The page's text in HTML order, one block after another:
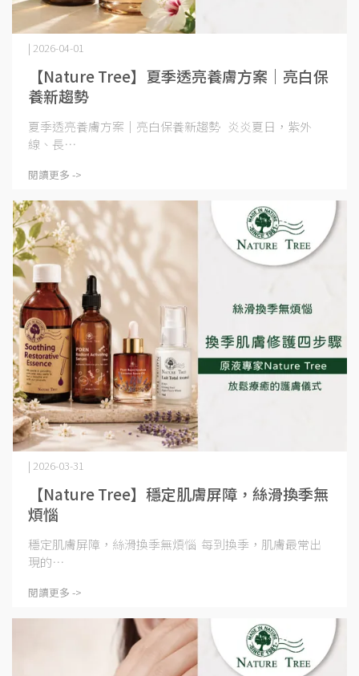
【Nature Tree】夏季透亮養膚方案｜亮白保
養新趨勢
| 2026-04-01
夏季透亮養膚方案｜亮白保養新趨勢 炎炎夏日，紫外
線、長⋯
閱讀更多 ->
【Nature Tree】穩定肌膚屏障，絲滑換季無
煩惱
| 2026-03-31
穩定肌膚屏障，絲滑換季無煩惱 每到換季，肌膚最常出
現的⋯
閱讀更多 ->